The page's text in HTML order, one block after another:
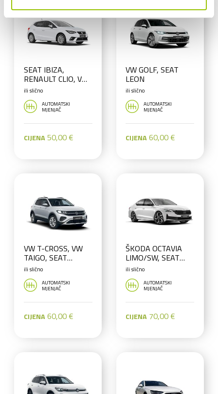
SEAT IBIZA,
RENAULT CLIO, VW
POLO
ili slično
AUTOMATSKI
MJENJAČ
CIJENA50,00 €
VW GOLF, SEAT
LEON
ili slično
AUTOMATSKI
MJENJAČ
CIJENA60,00 €
VW T-CROSS, VW
TAIGO, SEAT
ARONA
ili slično
AUTOMATSKI
MJENJAČ
CIJENA60,00 €
ŠKODA OCTAVIA
LIMO/SW, SEAT
LEON SW
ili slično
AUTOMATSKI
MJENJAČ
CIJENA 70,00 €